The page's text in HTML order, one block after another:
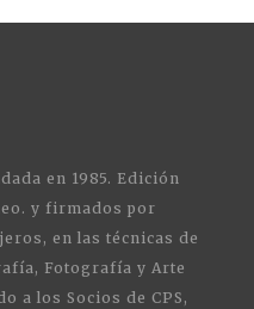
en 1985. Edición
y firmados por
en las técnicas de
Fotografía y Arte
a los Socios de CPS,